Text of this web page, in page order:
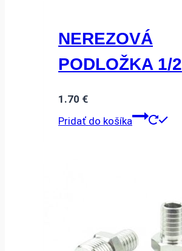
NEREZOVÁ
PODLOŽKA 1/2
1.70 €
Pridať do košíka